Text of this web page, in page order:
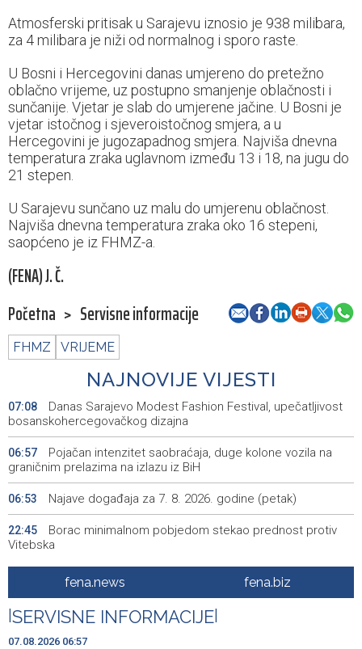
Atmosferski pritisak u Sarajevu iznosio je 938 milibara,
za 4 milibara je niži od normalnog i sporo raste.
U Bosni i Hercegovini danas umjereno do pretežno
oblačno vrijeme, uz postupno smanjenje oblačnosti i
sunčanije. Vjetar je slab do umjerene jačine. U Bosni je
vjetar istočnog i sjeveroistočnog smjera, a u
Hercegovini je jugozapadnog smjera. Najviša dnevna
temperatura zraka uglavnom između 13 i 18, na jugu do
21 stepen.
U Sarajevu sunčano uz malu do umjerenu oblačnost.
Najviša dnevna temperatura zraka oko 16 stepeni,
saopćeno je iz FHMZ-a.
(FENA) J. Č.
Početna > Servisne informacije
FHMZ VRIJEME
NAJNOVIJE VIJESTI
07:08
Danas Sarajevo Modest Fashion Festival, upečatljivost
bosanskohercegovačkog dizajna
06:57
Pojačan intenzitet saobraćaja, duge kolone vozila na
graničnim prelazima na izlazu iz BiH
06:53 Najave događaja za 7. 8. 2026. godine (petak)
22:45
Borac minimalnom pobjedom stekao prednost protiv
Vitebska
Bacačice kugle Bešlija i Baručija bez plasmana u finale
juniorskog SP-a
20:36
Počeo memorijalni turnir 'Streetball Tomislavgrad 2026.
Branimir Mašić Bani'
fena.news fena.biz
SERVISNE INFORMACIJE
07.08.2026 06:57